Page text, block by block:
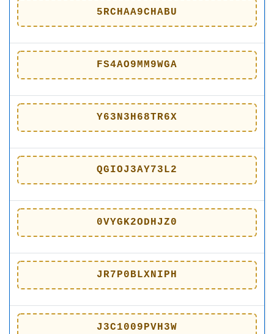
5RCHAA9CHABU
FS4AO9MM9WGA
Y63N3H68TR6X
QGIOJ3AY73L2
0VYGK2ODHJZ0
JR7P0BLXNIPH
J3C1009PVH3W